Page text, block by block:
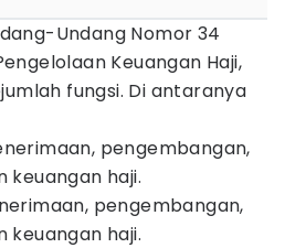
Undang Nomor 34
Keuangan Haji,
fungsi. Di antaranya
pengembangan,
keuangan haji.
pengembangan,
keuangan haji.